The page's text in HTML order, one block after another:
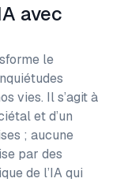
avec
le
vies. Il s’agit à
et d’un
; aucune
par des
de l’IA qui